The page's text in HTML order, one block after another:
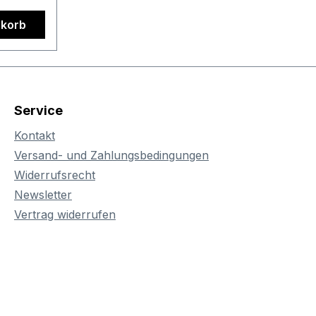
Mit
in cm:
/ SH
sich
Ihnen
Service
Kontakt
Versand- und Zahlungsbedingungen
Widerrufsrecht
Newsletter
Vertrag widerrufen